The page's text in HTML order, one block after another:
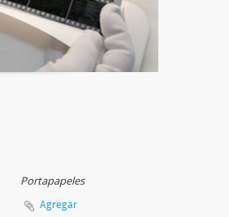
Portapapeles
Agregar